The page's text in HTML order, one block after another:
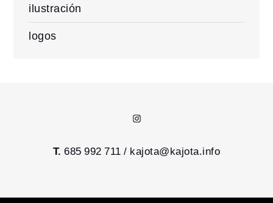
ilustración
logos
Instagram
T. 685 992 711 / kajota@kajota.info